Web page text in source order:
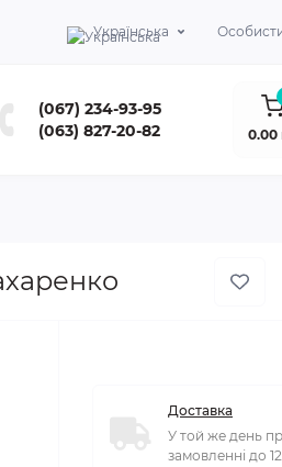
Українська
(067) 234-93-95
(063) 827-20-82
0.00
Доставка
У той же день
замовленні до